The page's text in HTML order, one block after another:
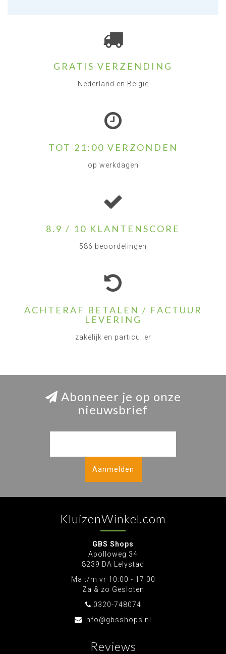
GRATIS VERZENDING
Nederland en België
TOT 21:00 VERZONDEN
op werkdagen
8.9 / 10 KLANTENSCORE
586 beoordelingen
ACHTERAF BETALEN / FACTUUR
LEVERING
zakelijk en particulier
Abonneer je op onze
nieuwsbrief
Aanmelden
KluizenWinkel.com
GBS Shops
Apolloweg 34
8239 DA Lelystad
Ma t/m vr 10:00 - 17:00
Za & zo Gesloten
0320-748074
info@gbsshops.nl
Reviews